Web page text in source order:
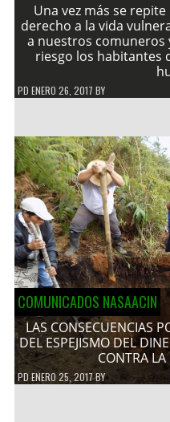
Una vez más se
derecho a la vida
a nuestros comuneros
riesgo los habitantes
PD ENERO 26, 2017 BY
COMUNICADOS NASAACIN
LAS CONSECUENCIAS
DEL ESPEJISMO DEL
CONTRA
PDENERO 25, 2017BY